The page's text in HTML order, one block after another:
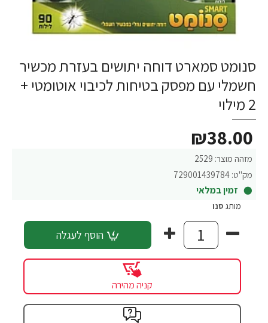
סנומט סמארט דוחה יתושים בעזרת מכשיר
חשמלי עם מפסק בטיחות לכיבוי אוטומטי +
2 מילוי
מזהה מוצר: 2529
מק"ט: 729001439784
זמין במלאי
₪38.00
מותג סנו
הוסף לעגלה
קניה מהירה